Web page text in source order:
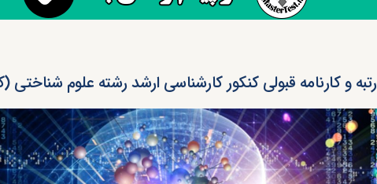
رتبه و کارنامه قبولی کنکور کارشناسی ارشد رشته علوم شناختی (کد